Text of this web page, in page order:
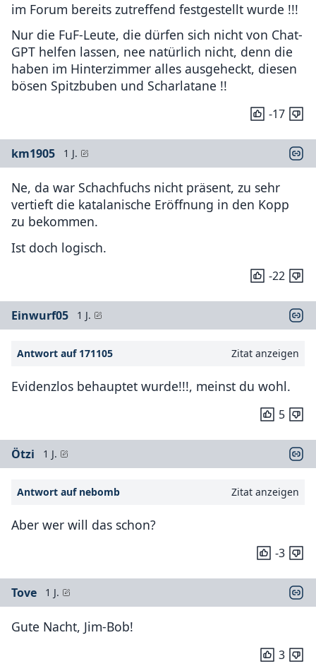
im Forum bereits zutreffend festgestellt wurde !!!
Nur die FuF-Leute, die dürfen sich nicht von Chat-
GPT helfen lassen, nee natürlich nicht, denn die
haben im Hinterzimmer alles ausgeheckt, diesen
bösen Spitzbuben und Scharlatane !!
-17
km1905 1 J.
Ne, da war Schachfuchs nicht präsent, zu sehr
vertieft die katalanische Eröffnung in den Kopp
zu bekommen.
Ist doch logisch.
-22
Einwurf05 1 J.
Antwort auf 171105 Zitat anzeigen
Evidenzlos behauptet wurde!!!, meinst du wohl.
5
Ötzi 1 J.
Antwort auf nebomb Zitat anzeigen
Aber wer will das schon?
-3
Tove 1 J.
Gute Nacht, Jim-Bob!
3